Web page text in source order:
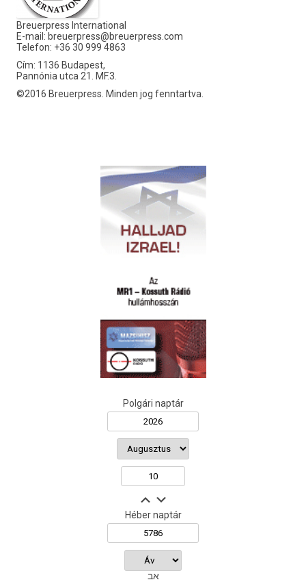
Breuerpress International
E-mail: breuerpress@breuerpress.com
Telefon: +36 30 999 4863
Cím: 1136 Budapest,
Pannónia utca 21. MF.3.
©2016 Breuerpress. Minden jog fenntartva.
Polgári naptár
Héber naptár
אב